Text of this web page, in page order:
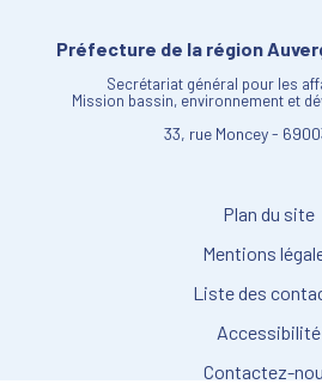
Préfecture de la région
Secrétariat général pour les
Mission bassin, environnement et
33, rue Moncey -
Plan du site
Mentions
Liste des
Accessibilité
Contactez-